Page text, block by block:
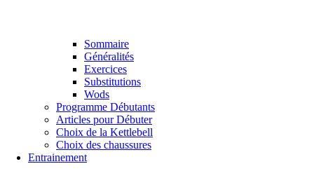
Sommaire
Généralités
Exercices
Substitutions
Wods
Programme Débutants
Articles pour Débuter
Choix de la Kettlebell
Choix des chaussures
Entrainement